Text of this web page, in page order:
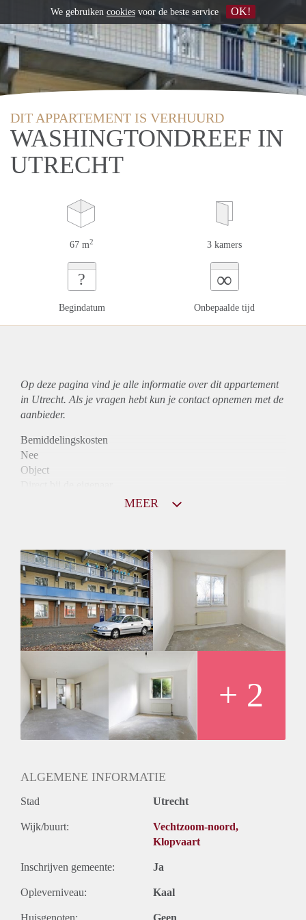
DIT APPARTEMENT IS VERHUURD
WASHINGTONDREEF IN
UTRECHT
67 m2 3 kamers
?
Begindatum
∞
Onbepaalde tijd
Op deze pagina vind je alle informatie over ditappartement
in Utrecht. Als je vragen hebt kun je contact opnemen met de
aanbieder.
Bemiddelingskosten
Nee
Object
Huurtoeslag
Niet mogelijk
Inkomen eis
3,0 X Maandhuur Bruto
Huurtermijn
Onbepaalde termijn
Oplevering
MEER
+ 2
ALGEMENE INFORMATIE
Stad Utrecht
Wijk/buurt:
Vechtzoom-noord,
Klopvaart
Inschrijven gemeente: Ja
Opleverniveau: Kaal
Huisgenoten: Geen
We gebruiken cookies voor de beste service OK!